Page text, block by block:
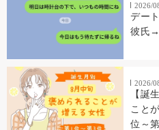
2026/
デー
彼氏→
2026/
【誕
こと
位～